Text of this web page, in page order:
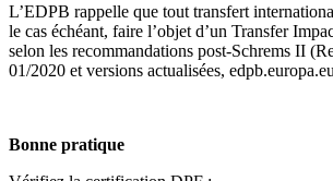
L’EDPB rappelle que tout transfert
le cas échéant, faire l’objet d’un Transfer
selon les recommandations post-Schrems II
01/2020 et versions actualisées,
Bonne pratique